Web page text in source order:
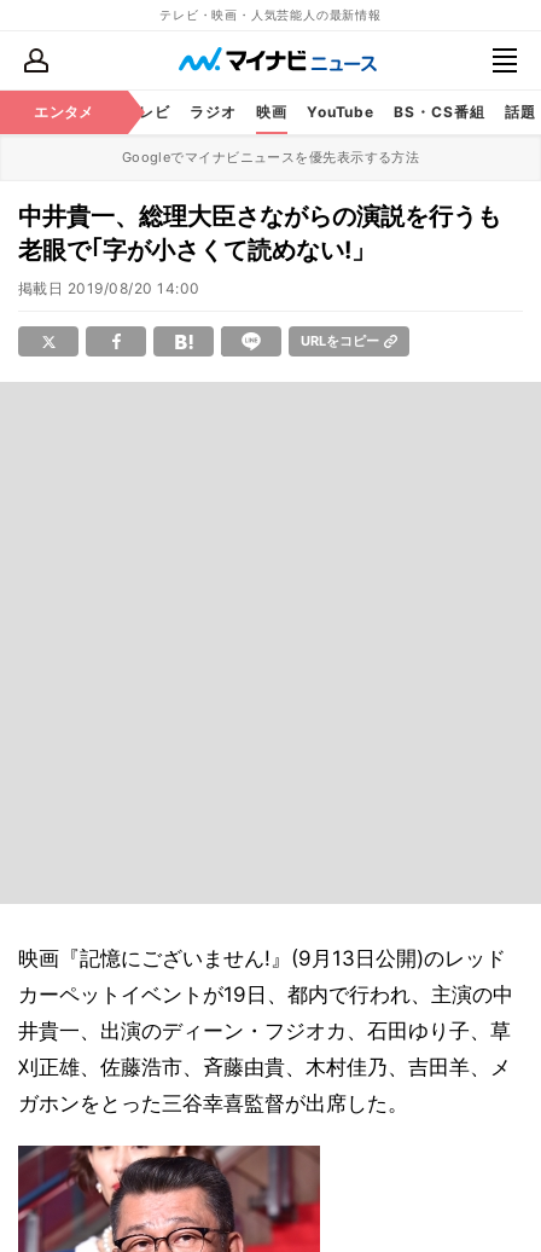
テレビ・映画・人気芸能人の最新情報
エンタメ
芸能 テレビ ラジオ 映画 YouTube BS・CS番組 話題
Googleでマイナビニュースを優先表示する方法
中井貴一、総理大臣さながらの演説を行うも
老眼で｢字が小さくて読めない!」
掲載日 2019/08/20 14:00
URLをコピー
映画『記憶にございません!』(9月13日公開)のレッド
カーペットイベントが19日、都内で行われ、主演の中
井貴一、出演のディーン・フジオカ、石田ゆり子、草
刈正雄、佐藤浩市、斉藤由貴、木村佳乃、吉田羊、メ
ガホンをとった三谷幸喜監督が出席した。